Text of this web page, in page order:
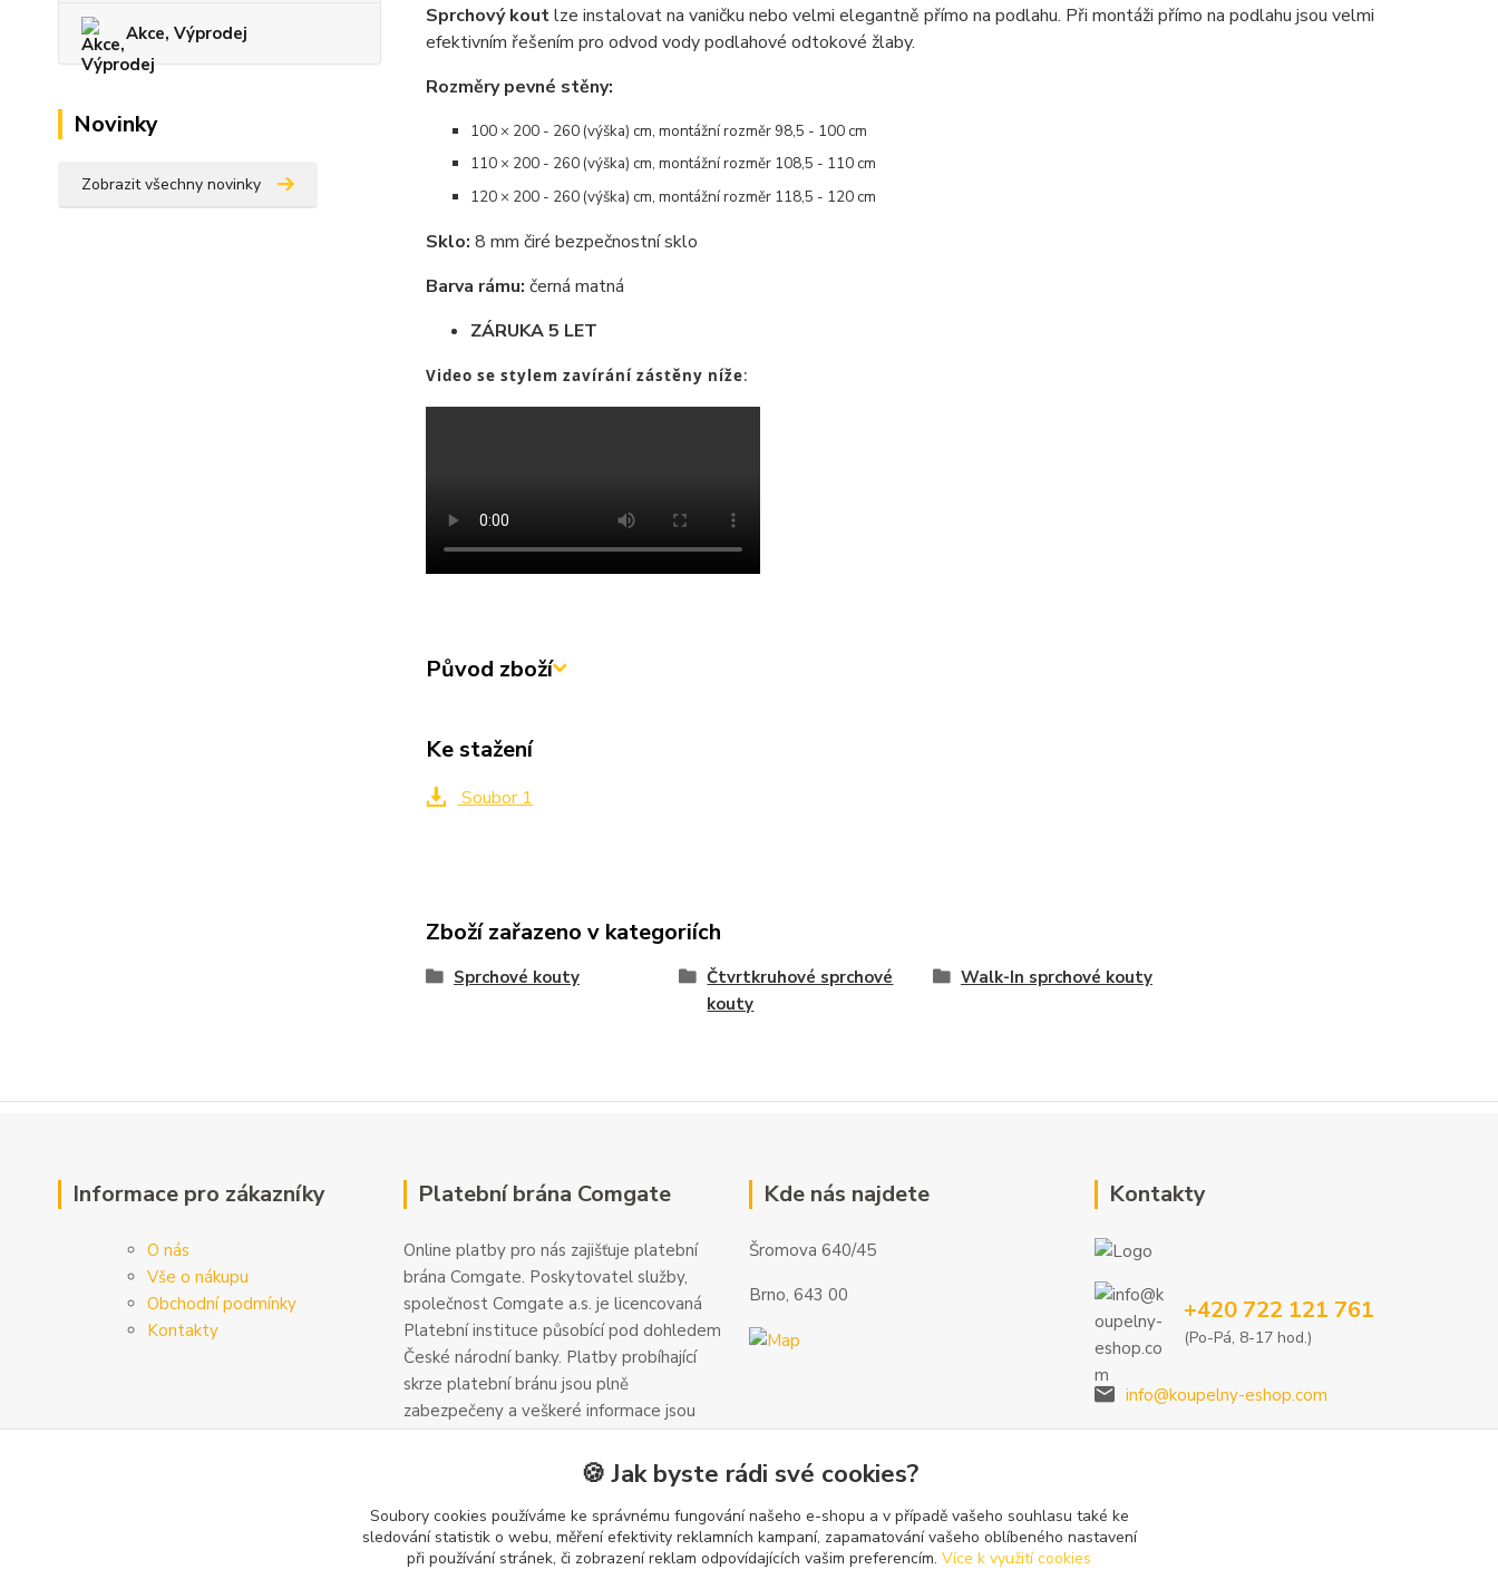
Akce, Výprodej
Novinky
Zobrazit všechny novinky
Sprchový koutlze instalovat na vaničku nebo velmi elegantně přímo na podlahu. Při montáži přímo na podlahu jsou velmi
efektivním řešením pro odvod vody podlahové odtokové žlaby.
Rozměry pevné stěny:
100 × 200 - 260 (výška) cm, montážní rozměr 98,5 - 100 cm
110 × 200 - 260 (výška) cm, montážní rozměr 108,5 - 110 cm
120 × 200 - 260 (výška) cm, montážní rozměr 118,5 - 120 cm
Sklo: 8 mm čiré bezpečnostní sklo
Barva rámu: černá matná
ZÁRUKA 5 LET
Video se stylem zavírání zástěny níže:
Původ zboží
Ke stažení
Soubor 1
Zboží zařazeno v kategoriích
Sprchové kouty
Čtvrtkruhové sprchové
kouty
Walk-In sprchové kouty
Informace pro zákazníky
O nás
Vše o nákupu
Obchodní podmínky
Kontakty
Platební brána Comgate
Online platby pro nás zajišťuje platební
brána Comgate. Poskytovatel služby,
společnost Comgate a.s. je licencovaná
Platební instituce působící pod dohledem
České národní banky. Platby probíhající
skrze platební bránu jsou plně
zabezpečeny a veškeré informace jsou
šifrovány. Další informace a kontakty
Kde nás najdete
Šromova 640/45
Brno, 643 00
Kontakty
+420 722 121 761
(Po-Pá, 8-17 hod.)
info@koupelny-eshop.com
🍪 Jak byste rádi své cookies?
Soubory cookies používáme ke správnému fungování našeho e-shopu a v případě vašeho souhlasu také ke
sledování statistik o webu, měření efektivity reklamních kampaní, zapamatování vašeho oblíbeného nastavení
při používání stránek, či zobrazení reklam odpovídajících vašim preferencím. Více k využití cookies